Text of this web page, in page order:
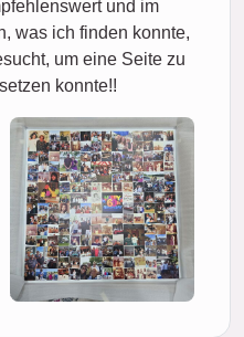
und im
was ich finden konnte,
um eine Seite zu
konnte!!